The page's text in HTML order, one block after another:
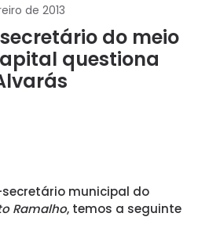
de 2013
do meio
questiona
secretário municipal do
Ramalho, temos a seguinte